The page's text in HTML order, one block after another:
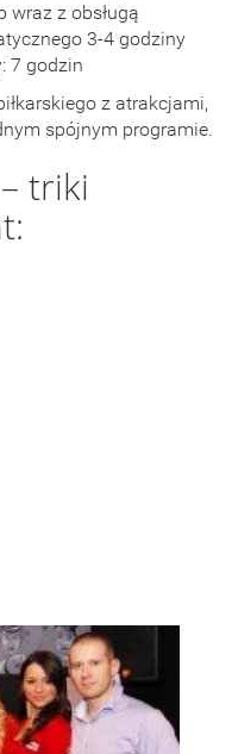
wraz z obsługą
3-4 godziny
7 godzin
z atrakcjami,
spójnym programie.
triki